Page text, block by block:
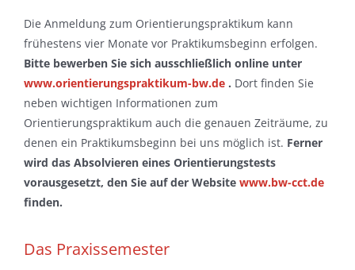
Die Anmeldung zum Orientierungspraktikum kann
frühestens vier Monate vor Praktikumsbeginn erfolgen.
Bitte bewerben Sie sich ausschließlich online unter
www.orientierungspraktikum-bw.de. Dort finden Sie
neben wichtigen Informationen zum
Orientierungspraktikum auch die genauen Zeiträume, zu
denen ein Praktikumsbeginn bei uns möglich ist. Ferner
wird das Absolvieren eines Orientierungstests
vorausgesetzt, den Sie auf der Website www.bw-cct.de
finden.
Das Praxissemester